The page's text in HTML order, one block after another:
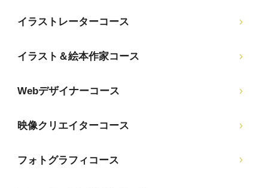
イラストレーターコース
イラスト＆絵本作家コース
Webデザイナーコース
映像クリエイターコース
フォトグラフィコース